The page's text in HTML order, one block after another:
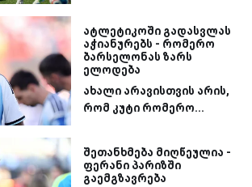
ატლეტიკოში გადასვლას
აჭიანურებს - რომერო
ბარსელონას ზარს
ელოდება
ახალი არავისთვის არის,
რომ კუტი რომერო...
შეთანხმება მიღწეულია -
ფერანი პარიზში
გაემგზავრება